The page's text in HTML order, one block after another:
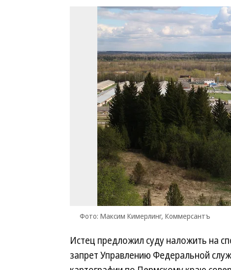
Фото: Максим Кимерлинг, Коммерсантъ
Истец предложил суду наложить на
запрет Управлению Федеральной